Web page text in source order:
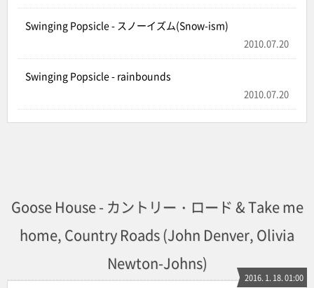
Swinging Popsicle - スノーイズム(Snow-ism)
2010.07.20
Swinging Popsicle - rainbounds
2010.07.20
Goose House - カントリー・ロード & Take me
home, Country Roads (John Denver, Olivia
Newton-Johns)
2016. 1. 18. 01:00